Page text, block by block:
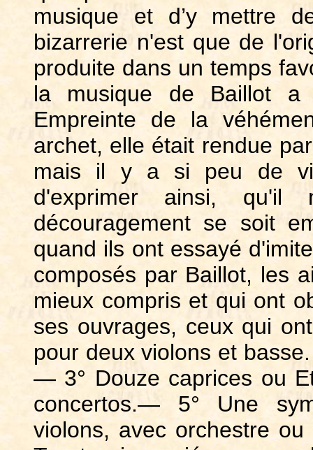
musique et d’y mettre
bizarrerie n'est que de
produite dans un temps
la musique de Baillot
Empreinte de la
archet, elle était rendue
mais il y a si peu de
d'exprimer ainsi,
découragement se soit
quand ils ont essayé
composés par Baillot, les
mieux compris et qui ont
ses ouvrages, ceux qui
pour deux violons et
— 3° Douze caprices ou
concertos.— 5° Une
violons, avec orchestre